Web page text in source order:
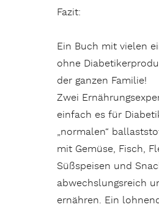
Fazit:
Ein Buch mit vielen
ohne
der ganzen Familie!
Zwei
einfach es für
„normalen“
mit Gemüse, Fisch,
Süßspeisen und
abwechslungsreich
ernähren. Ein